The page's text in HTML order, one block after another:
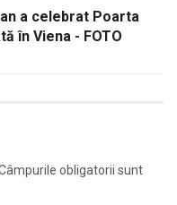
a celebrat Poarta
în Viena - FOTO
obligatorii sunt